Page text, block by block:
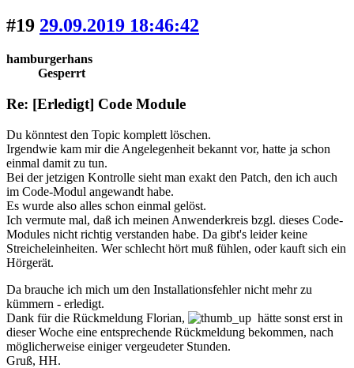
#19 29.09.2019 18:46:42
hamburgerhans
Gesperrt
Re: [Erledigt] Code Module
Du könntest den Topic komplett löschen.
Irgendwie kam mir die Angelegenheit bekannt vor, hatte ja schon
einmal damit zu tun.
Bei der jetzigen Kontrolle sieht man exakt den Patch, den ich auch
im Code-Modul angewandt habe.
Es wurde also alles schon einmal gelöst.
Ich vermute mal, daß ich meinen Anwenderkreis bzgl. dieses Code-
Modules nicht richtig verstanden habe. Da gibt's leider keine
Streicheleinheiten. Wer schlecht hört muß fühlen, oder kauft sich ein
Hörgerät.
Da brauche ich mich um den Installationsfehler nicht mehr zu
kümmern - erledigt.
Dank für die Rückmeldung Florian,
hätte sonst erst in
dieser Woche eine entsprechende Rückmeldung bekommen, nach
möglicherweise einiger vergeudeter Stunden.
Gruß, HH.